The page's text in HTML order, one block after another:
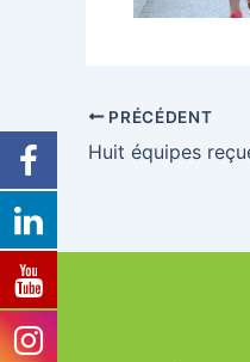
PRÉCÉDENT
Huit équipes